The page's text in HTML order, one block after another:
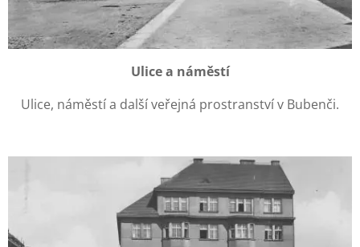
Ulice a náměstí
Ulice, náměstí a další veřejná prostranství v Bubenči.